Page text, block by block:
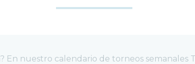
En nuestro calendario de torneos semanales